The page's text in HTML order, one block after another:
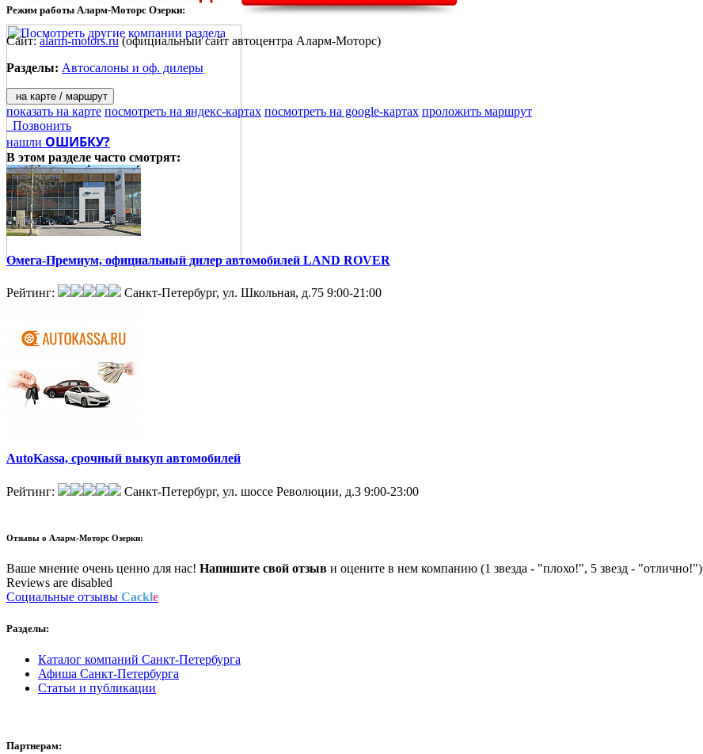
Режим работы Аларм-Моторс Озерки:
Сайт: alarm-motors.ru(официальный сайт автоцентра Аларм-Моторс)
Разделы: Автосалоны и оф. дилеры
на карте / маршрут
показать на карте посмотреть на яндекс-картах посмотреть на google-картах проложить маршрут
Позвонить
нашли ОШИБКУ?
В этом разделе часто смотрят:
Омега-Премиум, официальный дилер автомобилей LAND ROVER
Рейтинг: Санкт-Петербург, ул. Школьная, д.75 9:00-21:00
AutoKassa, срочный выкуп автомобилей
Рейтинг: Санкт-Петербург, ул. шоссе Революции, д.3 9:00-23:00
Отзывы о Аларм-Моторс Озерки:
Ваше мнение очень ценно для нас! Напишите свой отзыв и оцените в нем компанию (1 звезда - "плохо!", 5 звезд - "отлично!")
Reviews are disabled
Социальные отзывы Cackle
Разделы:
Каталог компаний Санкт-Петербурга
Афиша Санкт-Петербурга
Статьи и публикации
Партнерам: